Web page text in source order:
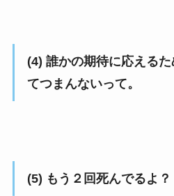
(4) 誰かの期待に応える
てつまんないって。
(5) もう２回死んでるよ？